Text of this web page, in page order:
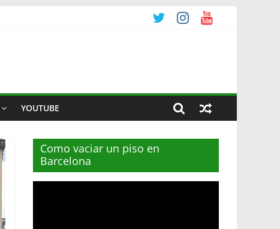
YOUTUBE
Como vaciar un piso en
Barcelona